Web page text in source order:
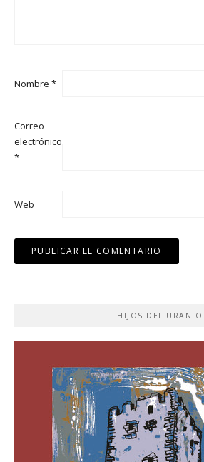
Nombre *
Correo
electrónico
*
Web
HIJOS DEL URANIO